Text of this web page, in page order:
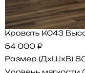
Кровать K043
54 000 ₽
Размер (ДхШхВ)